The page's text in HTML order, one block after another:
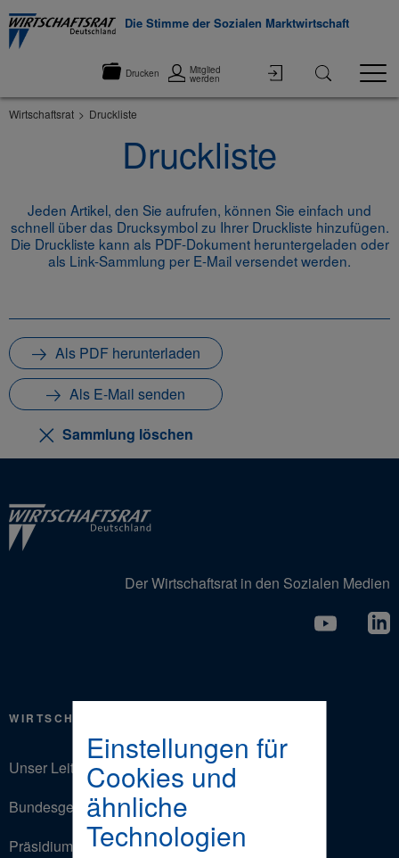
Einstellungen für
Cookies und
ähnliche
Technologien
Die Stimme der Sozialen Marktwirtschaft
Drucken Mitglied
werden
Wirtschaftsrat Druckliste
Druckliste
Jeden Artikel, den Sie aufrufen, können Sie einfach und
schnell über das Drucksymbol zu Ihrer Druckliste hinzufügen.
Die Druckliste kann als PDF-Dokument heruntergeladen oder
als Link-Sammlung per E-Mail versendet werden.
Als PDF herunterladen
Als E-Mail senden
Sammlung löschen
Der Wirtschaftsrat in den Sozialen Medien
WIRTSCHAFTSRAT
Unser Leitbild
Bundesgeschäftsstelle
Präsidium